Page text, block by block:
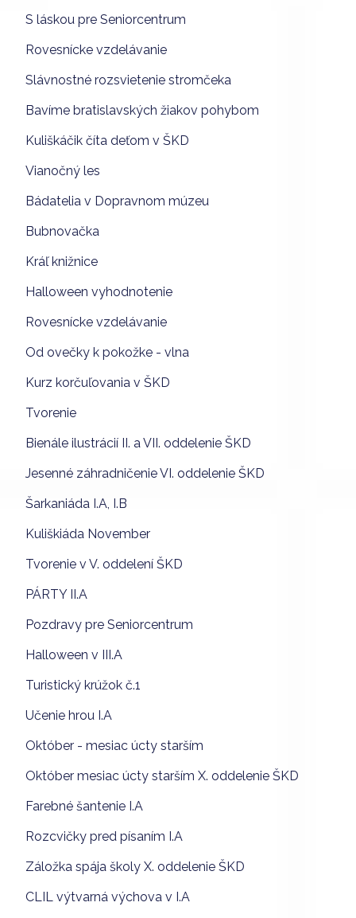
S láskou pre Seniorcentrum
Rovesnícke vzdelávanie
Slávnostné rozsvietenie stromčeka
Bavíme bratislavských žiakov pohybom
Kuliškáčik číta deťom v ŠKD
Vianočný les
Bádatelia v Dopravnom múzeu
Bubnovačka
Kráľ knižnice
Halloween vyhodnotenie
Rovesnícke vzdelávanie
Od ovečky k pokožke - vlna
Kurz korčuľovania v ŠKD
Tvorenie
Bienále ilustrácií II. a VII. oddelenie ŠKD
Jesenné záhradničenie VI. oddelenie ŠKD
Šarkaniáda I.A, I.B
Kuliškiáda November
Tvorenie v V. oddelení ŠKD
PÁRTY II.A
Pozdravy pre Seniorcentrum
Halloween v III.A
Turistický krúžok č.1
Učenie hrou I.A
Október - mesiac úcty starším
Október mesiac úcty starším X. oddelenie ŠKD
Farebné šantenie I.A
Rozcvičky pred písaním I.A
Záložka spája školy X. oddelenie ŠKD
CLIL výtvarná výchova v I.A